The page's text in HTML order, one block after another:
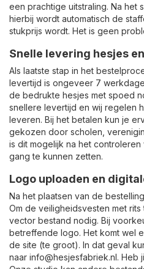
een prachtige uitstraling. Na het
hierbij wordt automatisch de
stukprijs wordt. Het is geen
Snelle levering hesjes
Als laatste stap in het
levertijd is ongeveer 7
de bedrukte hesjes met spoed
snellere levertijd en wij regelen
leveren. Bij het betalen kun je
gekozen door scholen,
is dit mogelijk na het
gang te kunnen zetten.
Logo uploaden en
Na het plaatsen van de
Om de veiligheidsvesten met
vector bestand nodig. Bij
betreffende logo. Het komt wel
de site (te groot). In dat geval
naar info@hesjesfabriek.nl.